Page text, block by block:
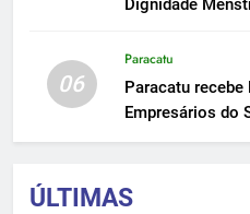
Dignidade
06
Paracatu
Paracatu recebe
Empresários do
ÚLTIMAS